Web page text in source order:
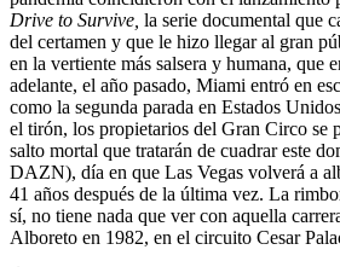
Drive to Survive, la serie documental que
del certamen y que le hizo llegar al gran
en la vertiente más salsera y humana, que
adelante, el año pasado, Miami entró en
como la segunda parada en Estados
el tirón, los propietarios del Gran Circo se
salto mortal que tratarán de cuadrar este
DAZN), día en que Las Vegas volverá a
41 años después de la última vez. La
sí, no tiene nada que ver con aquella
Alboreto en 1982, en el circuito Cesar